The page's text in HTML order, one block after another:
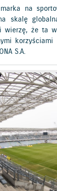
na
skalę
że ta
S.A.